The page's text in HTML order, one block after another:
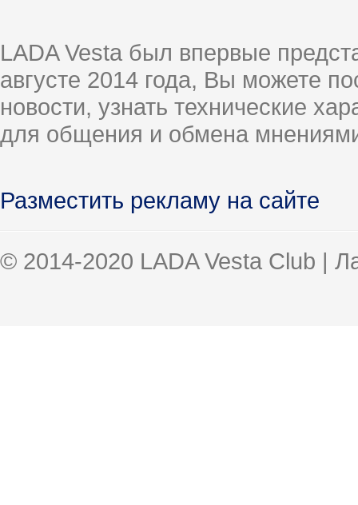
LADA Vesta был впервые
августе 2014 года, Вы можете
новости, узнать технические
для общения и обмена
Разместить рекламу на сайте
© 2014-2020 LADA Vesta Club |